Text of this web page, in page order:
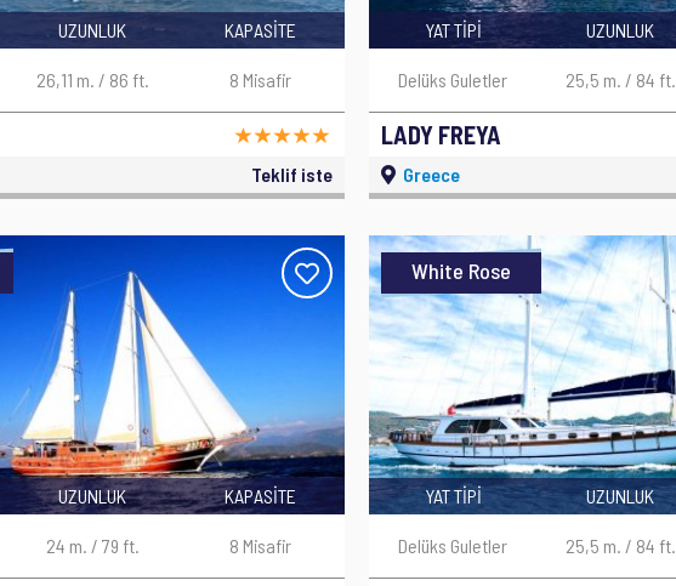
UZUNLUK
26,11 m. / 86 ft.
KAPASİTE
8 Misafir
Teklif iste
LADY FREYA
YAT TİPİ
Delüks Guletler
UZUNLUK
25,5 m. / 84 ft.
Greece
UZUNLUK
24 m. / 79 ft.
KAPASİTE
8 Misafir
White Rose
YAT TİPİ
Delüks Guletler
UZUNLUK
25,5 m. / 84 ft.